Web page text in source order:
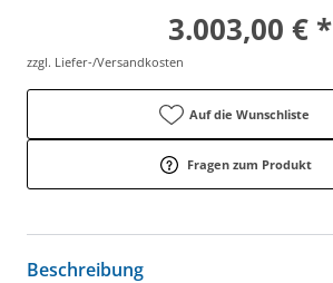
3.003,00 € *
zzgl. Liefer-/Versandkosten
Auf die Wunschliste
Fragen zum Produkt
Beschreibung